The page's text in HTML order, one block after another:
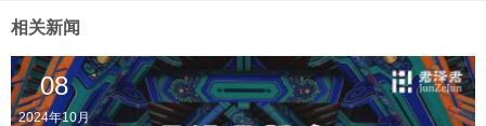
相关新闻
08
2024年10月